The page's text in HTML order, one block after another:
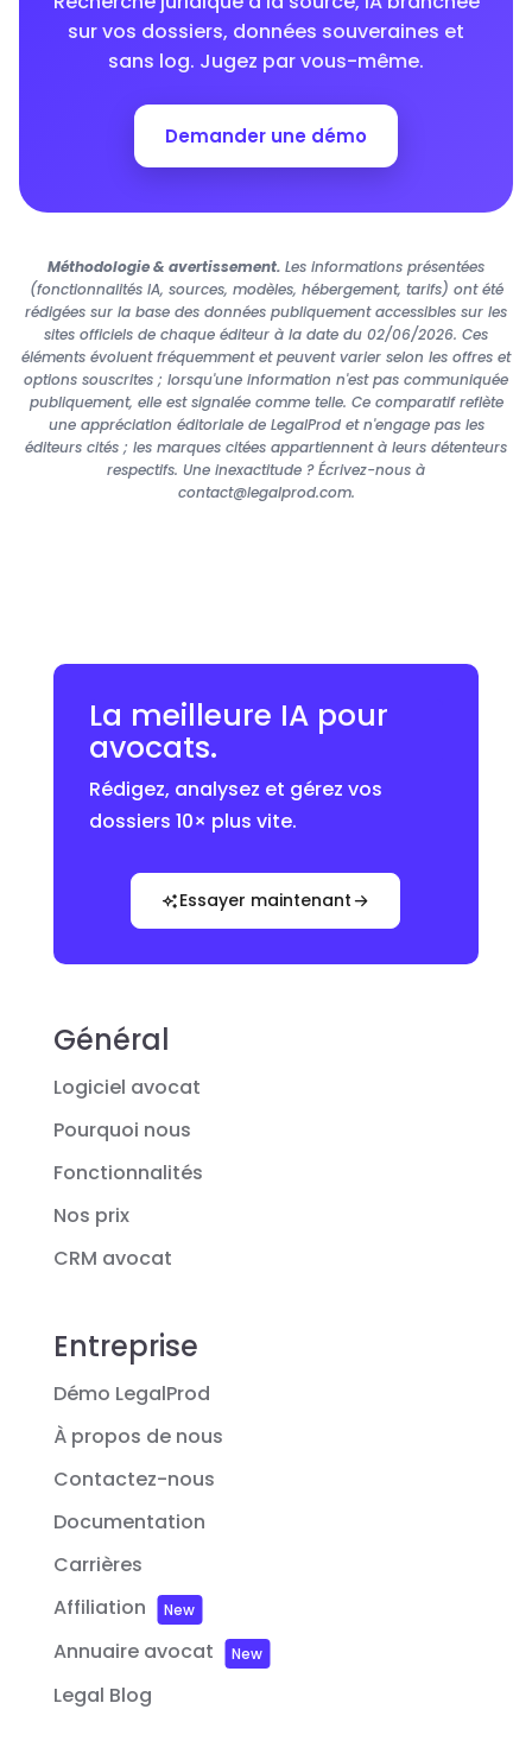
sur vos dossiers, données souveraines et
sans log. Jugez par vous-même.
Demander une démo
Méthodologie & avertissement. Les informations présentées
(fonctionnalités IA, sources, modèles, hébergement, tarifs) ont été
rédigées sur la base des données publiquement accessibles sur les
sites officiels de chaque éditeur à la date du 02/06/2026. Ces
éléments évoluent fréquemment et peuvent varier selon les offres et
options souscrites ; lorsqu'une information n'est pas communiquée
publiquement, elle est signalée comme telle. Ce comparatif reflète
une appréciation éditoriale de LegalProd et n'engage pas les
éditeurs cités ; les marques citées appartiennent à leurs détenteurs
respectifs. Une inexactitude ? Écrivez-nous à
contact@legalprod.com.
La meilleure IA pour
avocats.
Rédigez, analysez et gérez vos
dossiers 10× plus vite.
Essayer maintenant
Général
Logiciel avocat
Pourquoi nous
Fonctionnalités
Nos prix
CRM avocat
Entreprise
Démo LegalProd
À propos de nous
Contactez-nous
Documentation
Carrières
Affiliation
New
Annuaire avocat New
Legal Blog